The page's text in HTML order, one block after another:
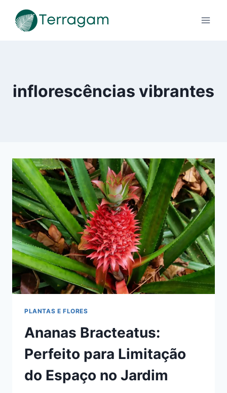
para
inflorescências vibrantes
PLANTAS E FLORES
Ananas Bracteatus:
Perfeito para Limitação
do Espaço no Jardim